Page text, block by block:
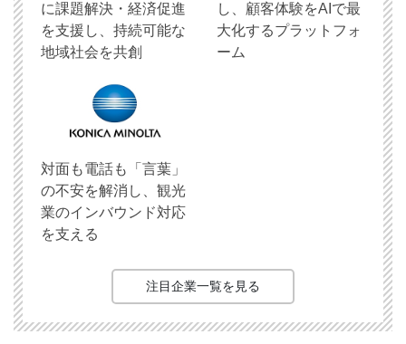
に課題解決・経済促進
を支援し、持続可能な
地域社会を共創
し、顧客体験をAIで最
大化するプラットフォ
ーム
対面も電話も「言葉」
の不安を解消し、観光
業のインバウンド対応
を支える
注目企業一覧を見る